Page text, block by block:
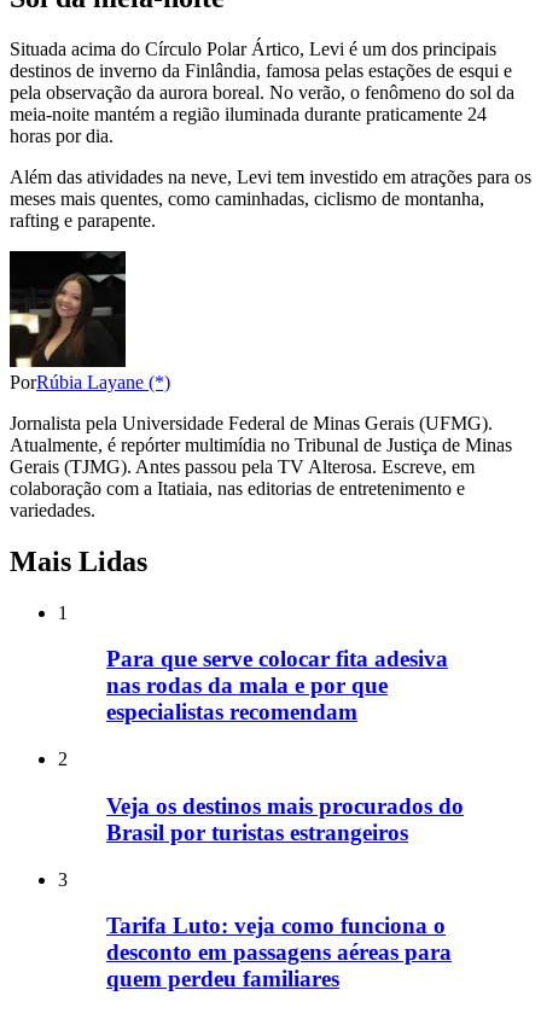
Situada acima do Círculo Polar Ártico, Levi é um dos principais
destinos de inverno da Finlândia, famosa pelas estações de esqui e
pela observação da aurora boreal. No verão, o fenômeno do sol da
meia-noite mantém a região iluminada durante praticamente 24
horas por dia.
Além das atividades na neve, Levi tem investido em atrações para os
meses mais quentes, como caminhadas, ciclismo de montanha,
rafting e parapente.
PorRúbia Layane (*)
Jornalista pela Universidade Federal de Minas Gerais (UFMG).
Atualmente, é repórter multimídia no Tribunal de Justiça de Minas
Gerais (TJMG). Antes passou pela TV Alterosa. Escreve, em
colaboração com a Itatiaia, nas editorias de entretenimento e
variedades.
Mais Lidas
1
Para que serve colocar fita adesiva
nas rodas da mala e por que
especialistas recomendam
2
Veja os destinos mais procurados do
Brasil por turistas estrangeiros
3
Tarifa Luto: veja como funciona o
desconto em passagens aéreas para
quem perdeu familiares